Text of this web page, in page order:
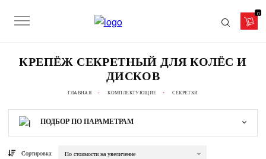
0
КРЕПЁЖ СЕКРЕТНЫЙ ДЛЯ КОЛЁС И
ДИСКОВ
ГЛАВНАЯ КОМПЛЕКТУЮЩИЕ СЕКРЕТКИ
ПОДБОР ПО ПАРАМЕТРАМ
Сортировка: По стоимости на увеличение